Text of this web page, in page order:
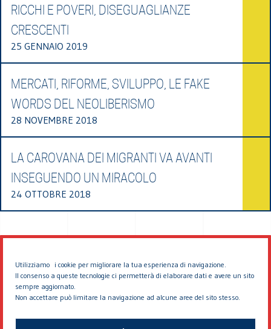
Utilizziamo i cookie per migliorare la tua esperienza di navigazione.
Il consenso a queste tecnologie ci permetterà di elaborare dati e avere un sito
sempre aggiornato.
Non accettare può limitare la navigazione ad alcune aree del sito stesso.
RICCHI E POVERI, DISEGUAGLIANZE
CRESCENTI
25 GENNAIO 2019
MERCATI, RIFORME, SVILUPPO, LE FAKE
WORDS DEL NEOLIBERISMO
28 NOVEMBRE 2018
LA CAROVANA DEI MIGRANTI VA AVANTI
INSEGUENDO UN MIRACOLO
24 OTTOBRE 2018
© 2026 EDDYBURG